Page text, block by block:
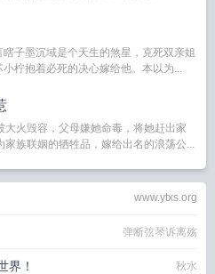
子墨沉域是个天生的煞星，克死双亲姐
柠抱着必死的决心嫁给他。本以为...
大火毁容，父母嫌她命毒，将她赶出家
家族联姻的牺牲品，嫁给出名的浪荡公...
www.ytxs.org
弹断弦琴诉离殇
界！ 秋水